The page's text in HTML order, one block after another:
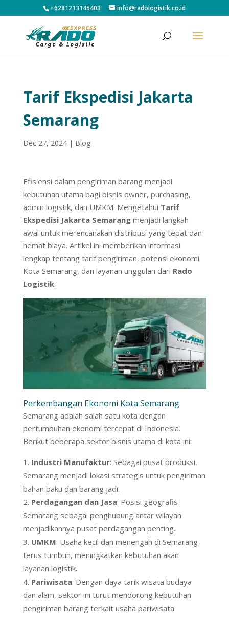
+6281213145403 info@radologistik.co.id
Tarif Ekspedisi Jakarta
Semarang
Dec 27, 2024| Blog
Efisiensi dalam pengiriman barang menjadi
kebutuhan utama bagi bisnis owner, purchasing,
admin logistik, dan UMKM. Mengetahui Tarif
Ekspedisi Jakarta Semarangmenjadi langkah
awal untuk merencanakan distribusi yang tepat dan
hemat biaya. Artikel ini memberikan informasi
lengkap tentang tarif pengiriman, potensi ekonomi
Kota Semarang, dan layanan unggulan dari Rado
Logistik.
Perkembangan Ekonomi Kota Semarang
Semarang adalah salah satu kota dengan
pertumbuhan ekonomi tercepat di Indonesia.
Berikut beberapa sektor bisnis utama di kota ini:
Industri Manufaktur: Sebagai pusat produksi,
Semarang menjadi lokasi strategis untuk pengiriman
bahan baku dan barang jadi.
Perdagangan dan Jasa: Posisi geografis
Semarang sebagai penghubung antar wilayah
menjadikannya pusat perdagangan penting.
UMKM: Usaha kecil dan menengah di Semarang
terus tumbuh, meningkatkan kebutuhan akan
layanan logistik.
Pariwisata: Dengan daya tarik wisata budaya
dan alam, sektor ini turut mendorong kebutuhan
pengiriman barang terkait usaha pariwisata.